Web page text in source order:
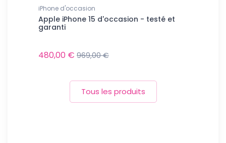
iPhone d'occasion
Apple iPhone 15 d'occasion - testé et
garanti
480,00 € 969,00 €
Tous les produits